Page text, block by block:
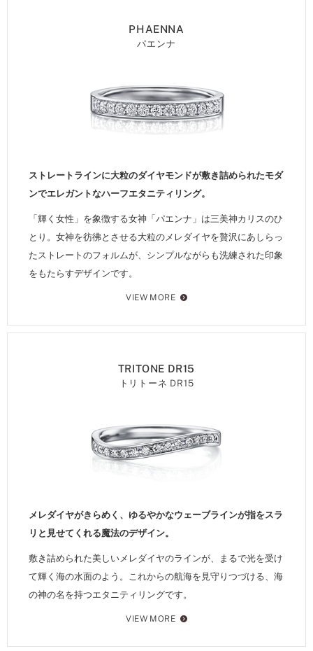
PHAENNA
パエンナ
ストレートラインに大粒のダイヤモンドが敷き詰められたモダ
ンでエレガントなハーフエタニティリング。
「輝く女性」を象徴する女神「パエンナ」は三美神カリスのひ
とり。女神を彷彿とさせる大粒のメレダイヤを贅沢にあしらっ
たストレートのフォルムが、シンプルながらも洗練された印象
をもたらすデザインです。
VIEW MORE
TRITONE DR15
トリトーネ DR15
メレダイヤがきらめく、ゆるやかなウェーブラインが指をスラ
リと見せてくれる魔法のデザイン。
敷き詰められた美しいメレダイヤのラインが、まるで光を受け
て輝く海の水面のよう。これからの航海を見守りつづける、海
の神の名を持つエタニティリングです。
VIEW MORE